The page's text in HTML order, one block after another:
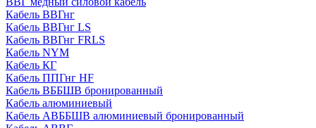
Кабель ВВГнг
Кабель ВВГнг LS
Кабель ВВГнг FRLS
Кабель NYM
Кабель КГ
Кабель ППГнг HF
Кабель ВББШВ бронированный
Кабель алюминиевый
Кабель АВББШВ алюминиевый бронированный